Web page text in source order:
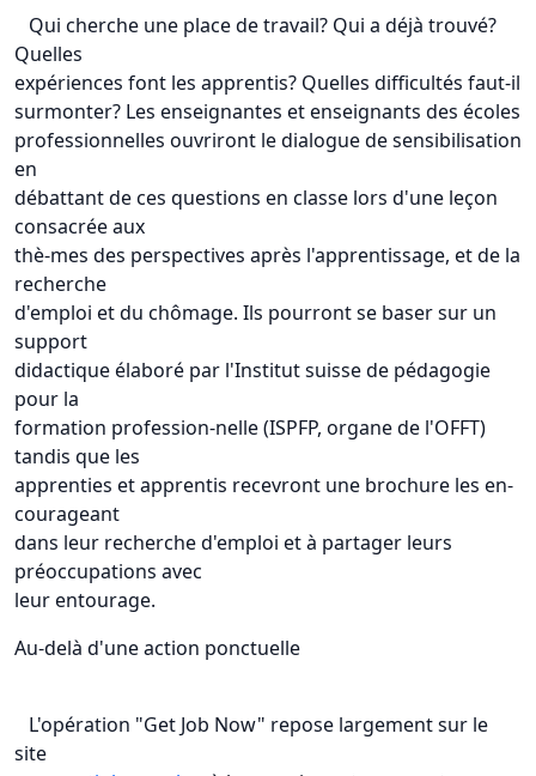
Qui cherche une place de travail? Qui a déjà trouvé?
Quelles
expériences font les apprentis? Quelles difficultés faut-il
surmonter? Les enseignantes et enseignants des écoles
professionnelles ouvriront le dialogue de sensibilisation
en
débattant de ces questions en classe lors d'une leçon
consacrée aux
thè-mes des perspectives après l'apprentissage, et de la
recherche
d'emploi et du chômage. Ils pourront se baser sur un
support
didactique élaboré par l'Institut suisse de pédagogie
pour la
formation profession-nelle (ISPFP, organe de l'OFFT)
tandis que les
apprenties et apprentis recevront une brochure les en-
courageant
dans leur recherche d'emploi et à partager leurs
préoccupations avec
leur entourage.
Au-delà d'une action ponctuelle
L'opération "Get Job Now" repose largement sur le
site